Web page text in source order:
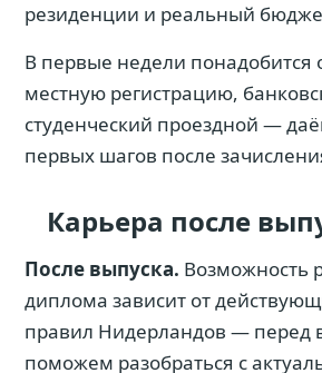
резиденции и реальный
В первые недели понадобится
местную регистрацию,
студенческий проездной —
первых шагов после
Карьера после
После выпуска. Возможность
диплома зависит от
правил Нидерландов — перед
поможем разобраться с